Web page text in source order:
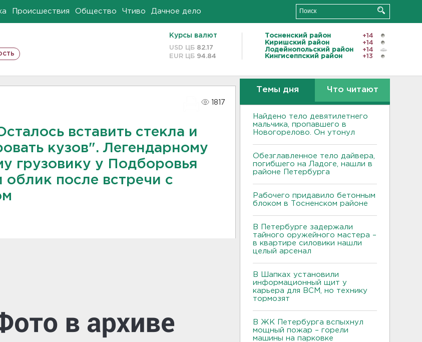
Происшествия Общество Чтиво Дачное дело
Курсы валют
USD ЦБ 82.17
EUR ЦБ 94.84
Тосненский район
+14
Киришский район
+14
Лодейнопольский район
+14
Кингисеппский район
+13
1817
вставить стекла и
кузов". Легендарному
грузовику у Подборовья
облик после встречи с
Темы дня Что читают
Найдено тело девятилетнего
мальчика, пропавшего в
Новогорелово. Он утонул
Обезглавленное тело дайвера,
погибшего на Ладоге, нашли в
районе Петербурга
Рабочего придавило бетонным
блоком в Тосненском районе
В Петербурге задержали
тайного оружейного мастера –
в квартире силовики нашли
целый арсенал
В Шапках установили
информационный щит у
карьера для ВСМ, но технику
тормозят
В ЖК Петербурга вспыхнул
мощный пожар – горели
машины на парковке